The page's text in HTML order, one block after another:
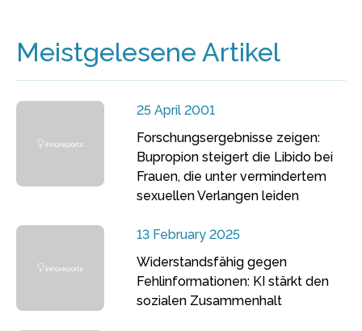
Meistgelesene Artikel
25 April 2001
Forschungsergebnisse zeigen:
Bupropion steigert die Libido bei
Frauen, die unter vermindertem
sexuellen Verlangen leiden
13 February 2025
Widerstandsfähig gegen
Fehlinformationen: KI stärkt den
sozialen Zusammenhalt